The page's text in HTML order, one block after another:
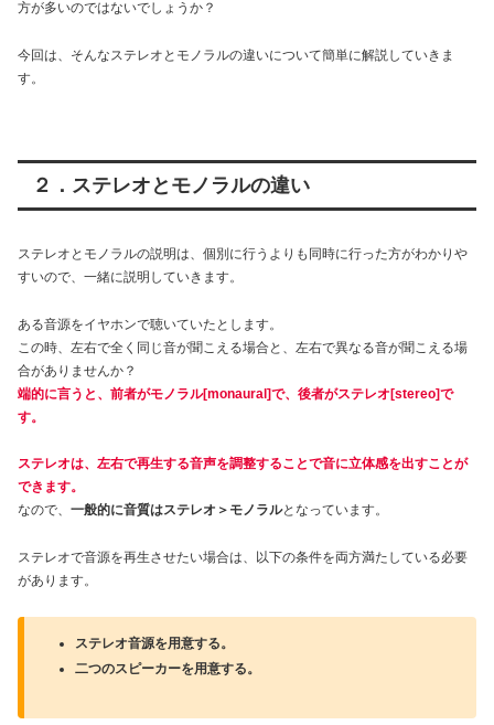
方が多いのではないでしょうか？
今回は、そんなステレオとモノラルの違いについて簡単に解説していきま
す。
２．ステレオとモノラルの違い
ステレオとモノラルの説明は、個別に行うよりも同時に行った方がわかりや
すいので、一緒に説明していきます。
ある音源をイヤホンで聴いていたとします。
この時、左右で全く同じ音が聞こえる場合と、左右で異なる音が聞こえる場
合がありませんか？
端的に言うと、前者がモノラル[monaural]で、後者がステレオ[stereo]で
す。
ステレオは、左右で再生する音声を調整することで音に立体感を出すことが
できます。
なので、 一般的に音質はステレオ＞モノラルとなっています。
ステレオで音源を再生させたい場合は、以下の条件を両方満たしている必要
があります。
ステレオ音源を用意する。
二つのスピーカーを用意する。